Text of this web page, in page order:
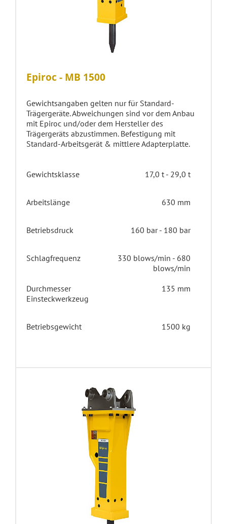
Epiroc - MB 1500
Gewichtsangaben gelten nur für Standard-
Trägergeräte. Abweichungen sind vor dem Anbau
mit Epiroc und/oder dem Hersteller des
Trägergeräts abzustimmen. Befestigung mit
Standard-Arbeitsgerät & mittlere Adapterplatte.
Gewichtsklasse 17,0 t - 29,0 t
Arbeitslänge 630 mm
Betriebsdruck 160 bar - 180 bar
Schlagfrequenz
330 blows/min - 680
blows/min
Durchmesser
Einsteckwerkzeug
135 mm
Betriebsgewicht 1500 kg